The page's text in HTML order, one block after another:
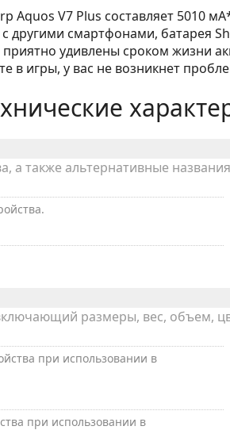
Aquos V7 Plus составляет 5010
другими смартфонами, батарея
удивлены сроком жизни
в игры, у вас не возникнет
а также альтернативные
размеры, вес, объем,
при использовании в
при использовании в